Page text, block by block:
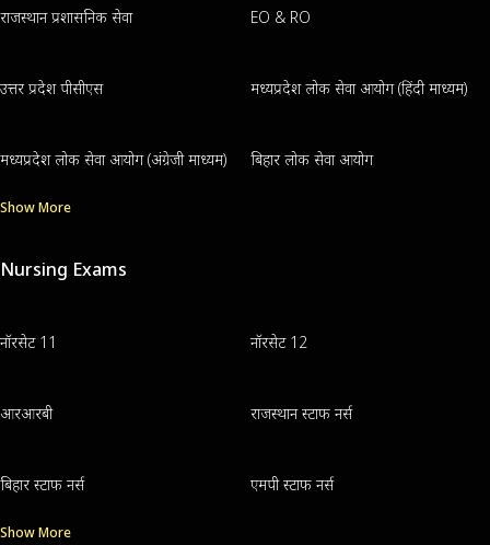
राजस्थान प्रशासनिक सेवा EO & RO
उत्तर प्रदेश पीसीएस मध्यप्रदेश लोक सेवा आयोग (हिंदी माध्यम)
मध्यप्रदेश लोक सेवा आयोग (अंग्रेजी माध्यम) बिहार लोक सेवा आयोग
Show More
Nursing Exams
नॉरसेट 11 नॉरसेट 12
आरआरबी राजस्थान स्टाफ नर्स
बिहार स्टाफ नर्स एमपी स्टाफ नर्स
Show More